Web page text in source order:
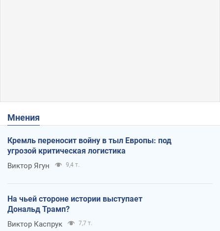
Мнения
Кремль переносит войну в тыл Европы: под
угрозой критическая логистика
Виктор Ягун 9,4 т.
На чьей стороне истории выступает
Дональд Трамп?
Виктор Каспрук 7,7 т.